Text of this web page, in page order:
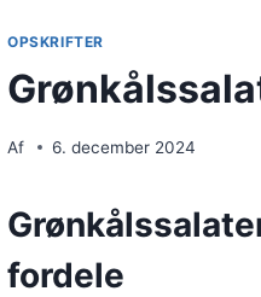
OPSKRIFTER
Af 6. december 2024
fordele